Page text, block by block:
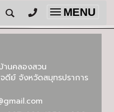
Toggle
navigation
MENU
นคลองสวน
จังหวัดสมุทรปราการ